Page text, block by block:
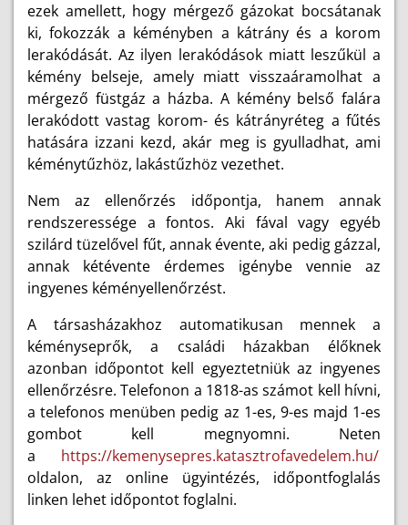
ezek amellett, hogy mérgező gázokat bocsátanak
ki, fokozzák a kéményben a kátrány és a korom
lerakódását. Az ilyen lerakódások miatt leszűkül a
kémény belseje, amely miatt visszaáramolhat a
mérgező füstgáz a házba. A kémény belső falára
lerakódott vastag korom- és kátrányréteg a fűtés
hatására izzani kezd, akár meg is gyulladhat, ami
kéménytűzhöz, lakástűzhöz vezethet.
Nem az ellenőrzés időpontja, hanem annak
rendszeressége a fontos. Aki fával vagy egyéb
szilárd tüzelővel fűt, annak évente, aki pedig gázzal,
annak kétévente érdemes igénybe vennie az
ingyenes kéményellenőrzést.
A társasházakhoz automatikusan mennek a
kéményseprők, a családi házakban élőknek
azonban időpontot kell egyeztetniük az ingyenes
ellenőrzésre. Telefonon a 1818-as számot kell hívni,
a telefonos menüben pedig az 1-es, 9-es majd 1-es
gombot kell megnyomni. Neten
a
https://kemenysepres.katasztrofavedelem.hu/
oldalon, az online ügyintézés, időpontfoglalás
linken lehet időpontot foglalni.